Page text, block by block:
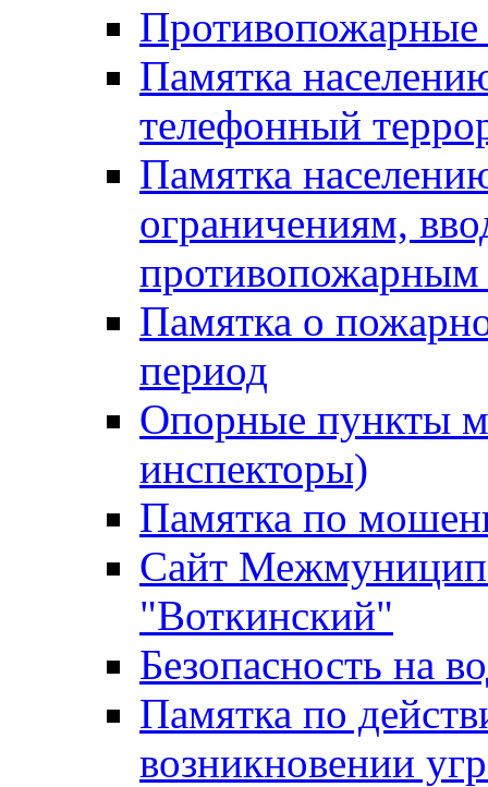
Противопожарные
Памятка
телефонный
Памятка
ограничениям,
Памятка о
период
Опорные пункты
инспекторы)
Памятка по
Сайт
"Воткинский"
Безопасность на
Памятка по
возникновении